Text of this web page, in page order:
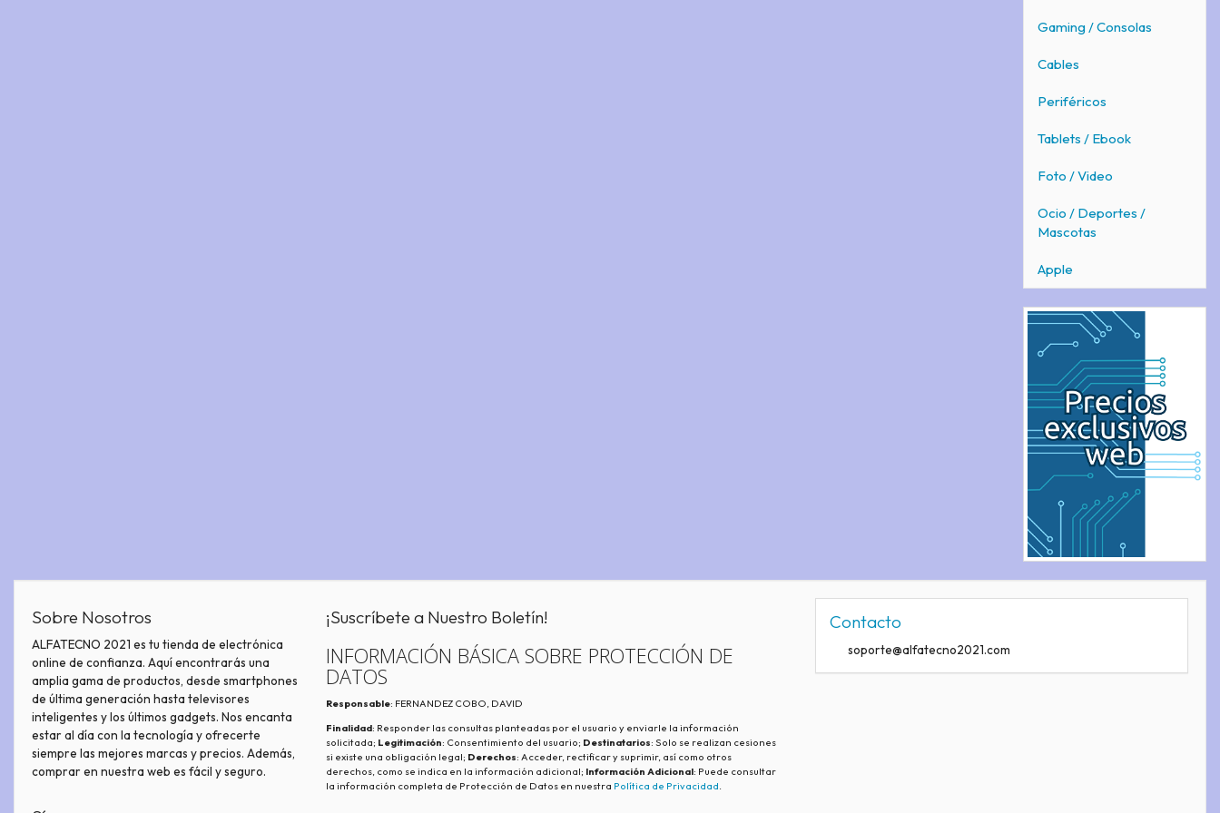
Gaming / Consolas
Cables
Periféricos
Tablets / Ebook
Foto / Video
Ocio / Deportes /
Mascotas
Apple
Sobre Nosotros
ALFATECNO 2021 es tu tienda de electrónica
online de confianza. Aquí encontrarás una
amplia gama de productos, desde smartphones
de última generación hasta televisores
inteligentes y los últimos gadgets. Nos encanta
estar al día con la tecnología y ofrecerte
siempre las mejores marcas y precios. Además,
comprar en nuestra web es fácil y seguro.
¡Suscríbete a Nuestro Boletín!
INFORMACIÓN BÁSICA SOBRE PROTECCIÓN DE
DATOS
Responsable: FERNANDEZ COBO, DAVID
Finalidad: Responder las consultas planteadas por el usuario y enviarle la información
solicitada; Legitimación: Consentimiento del usuario; Destinatarios: Solo se realizan cesiones
si existe una obligación legal; Derechos: Acceder, rectificar y suprimir, así como otros
derechos, como se indica en la información adicional; Información Adicional: Puede consultar
la información completa de Protección de Datos en nuestra Política de Privacidad.
Contacto
soporte@alfatecno2021.com